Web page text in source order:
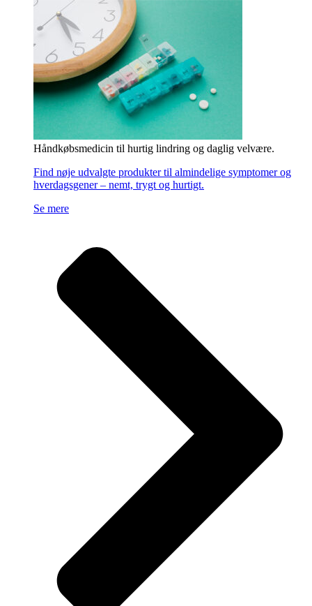
Håndkøbsmedicin til hurtig lindring og daglig velvære.
Find nøje udvalgte produkter til almindelige symptomer og
hverdagsgener – nemt, trygt og hurtigt.
Se mere